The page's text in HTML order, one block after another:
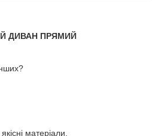
ДИВАН ПРЯМИЙ
матеріали.